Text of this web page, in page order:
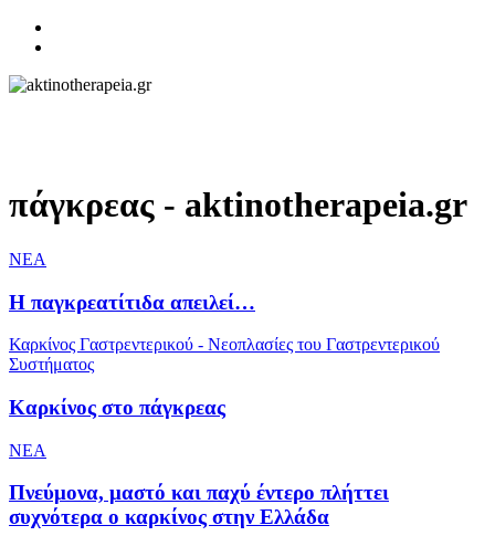
πάγκρεας - aktinotherapeia.gr
NEA
Η παγκρεατίτιδα απειλεί…
Καρκίνος Γαστρεντερικού - Νεοπλασίες του Γαστρεντερικού
Συστήματος
Καρκίνος στο πάγκρεας
NEA
Πνεύμονα, μαστό και παχύ έντερο πλήττει
συχνότερα ο καρκίνος στην Ελλάδα